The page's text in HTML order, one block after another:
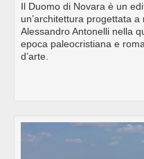
Il Duomo di Novara è un
un’architettura progettata
Alessandro Antonelli nella
epoca paleocristiana e
d’arte.